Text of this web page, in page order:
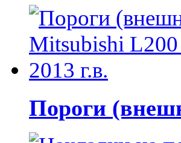
Пороги